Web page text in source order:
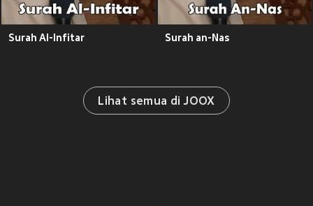
Surah Al-Infitar Surah an-Nas
Lihat semua di JOOX